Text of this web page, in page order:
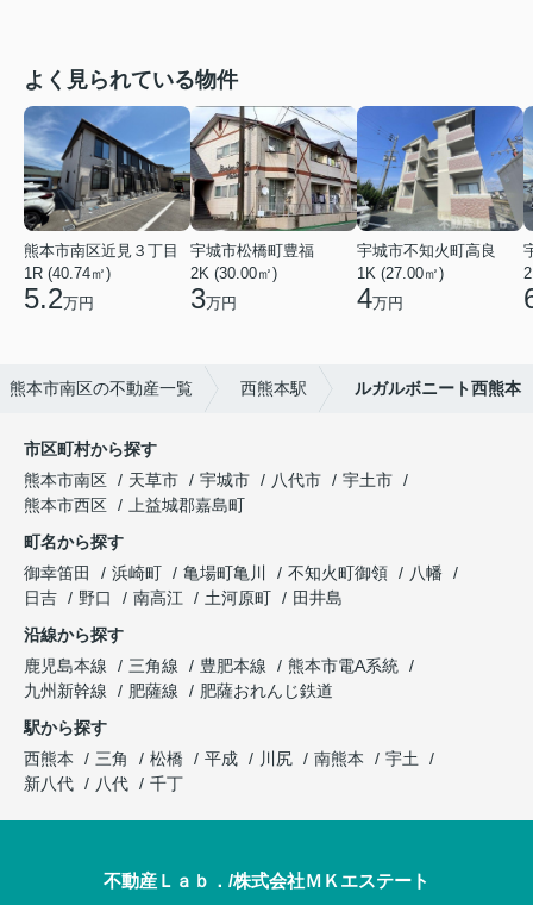
よく見られている物件
熊本市南区近見３丁目
1R (40.74㎡)
5.2万円
宇城市松橋町豊福
2K (30.00㎡)
3万円
宇城市不知火町高良
1K (27.00㎡)
4万円
熊本市南区の不動産一覧 西熊本駅 ルガルボニート西熊本
市区町村から探す
熊本市南区
天草市 宇城市 八代市
宇土市
熊本市西区
上益城郡嘉島町
町名から探す
御幸笛田
浜崎町 亀場町亀川 不知火町御領
八幡
日吉
野口 南高江 土河原町
田井島
沿線から探す
鹿児島本線
三角線 豊肥本線
熊本市電A系統
九州新幹線
肥薩線
肥薩おれんじ鉄道
駅から探す
西熊本
三角 松橋 平成 川尻 南熊本
宇土
新八代
八代 千丁
不動産Ｌａｂ．/株式会社ＭＫエステート